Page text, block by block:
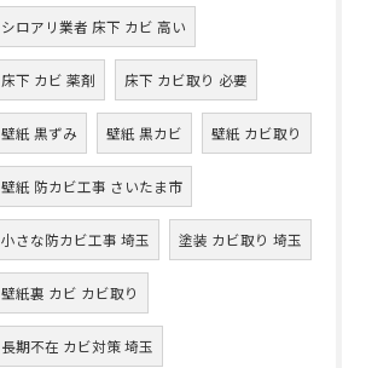
シロアリ業者 床下 カビ 高い
床下 カビ 薬剤 床下 カビ取り 必要
壁紙 黒ずみ 壁紙 黒カビ 壁紙 カビ取り
壁紙 防カビ工事 さいたま市
小さな防カビ工事 埼玉 塗装 カビ取り 埼玉
壁紙裏 カビ カビ取り
長期不在 カビ対策 埼玉